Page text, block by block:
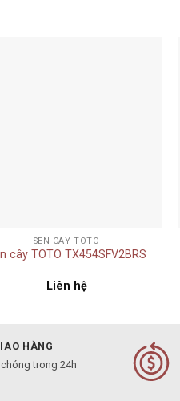
SEN CÂY TOTO
cây TOTO TX454SFV2BRS
Liên hệ
HÀNG
trong 24h